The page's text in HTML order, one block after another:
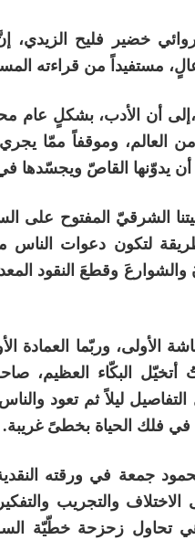
خضير فليح الزيدي،
مستفيداً من قراءته
أن الأدب، بشكلٍ عام
العالم، وموقفاً ممّا
يدوّنها القاصّ ويجسّدها
الشرقيّ المفتوح على
لتكون دعوات
والشوارعَ وقطعَ النقود
الأولى، وربّما العمادة
أتخيّل البكّاء العظيم،
ليلاً ثم تعود
في فلك الحياة بخطىً غريبة.
جمعة في ورقته
الاختلاف والتجريب
تحاول زحزحة خطّيّة